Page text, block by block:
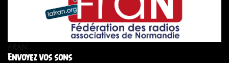
Envoyez vos sons